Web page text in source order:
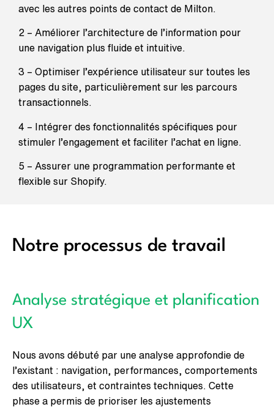
avec les autres points de contact de Milton.
2 – Améliorer l’architecture de l’information pour
une navigation plus fluide et intuitive.
3 – Optimiser l’expérience utilisateur sur toutes les
pages du site, particulièrement sur les parcours
transactionnels.
4 –
Intégrer des fonctionnalités spécifiques pour
stimuler l’engagement et faciliter l’achat en ligne.
5 – Assurer une programmation performante et
flexible sur Shopify.
Notre processus de travail
Analyse stratégique et planification
UX
Nous avons débuté par une analyse approfondie de
l’existant : navigation, performances, comportements
des utilisateurs, et contraintes techniques. Cette
phase a permis de prioriser les ajustements